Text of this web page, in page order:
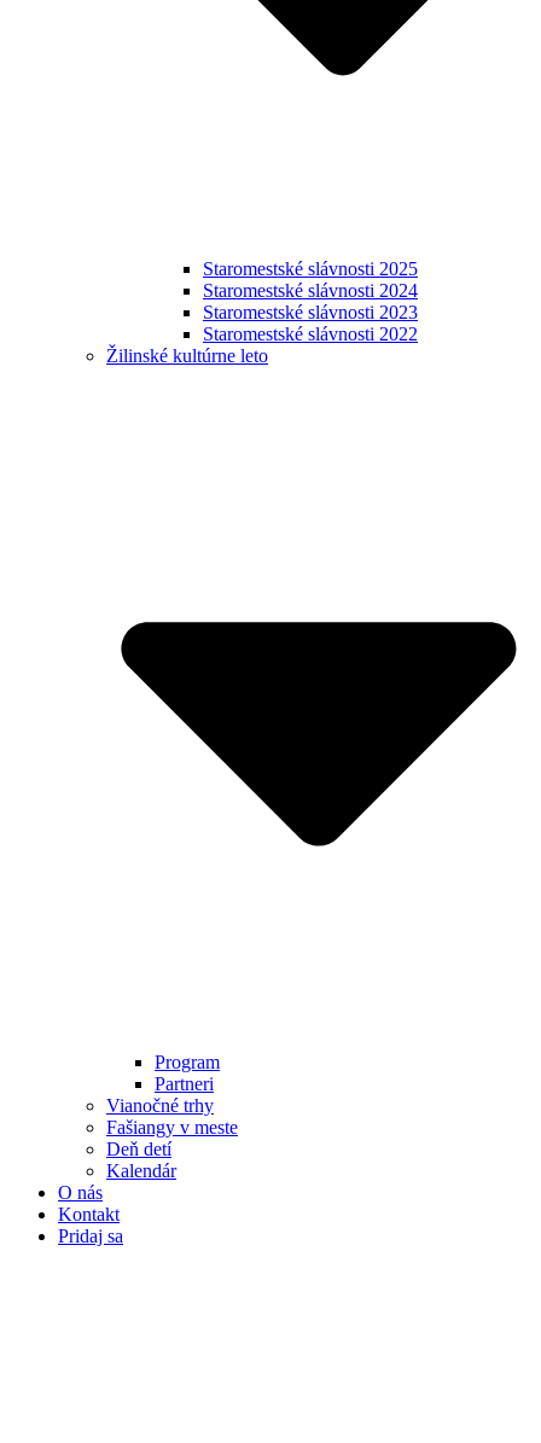
Staromestské slávnosti 2025
Staromestské slávnosti 2024
Staromestské slávnosti 2023
Staromestské slávnosti 2022
Žilinské kultúrne leto
Program
Partneri
Vianočné trhy
Fašiangy v meste
Deň detí
Kalendár
O nás
Kontakt
Pridaj sa